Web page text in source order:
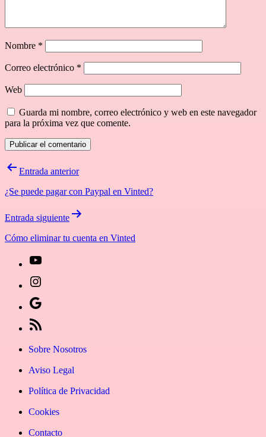
Nombre *
Correo electrónico *
Web
Guarda mi nombre, correo electrónico y web en este navegador
para la próxima vez que comente.
Navegación
entradas
Entrada anterior
¿Se puede pagar con Paypal en Vinted?
Entrada siguiente
Cómo eliminar tu cuenta en Vinted
instagram»]
fa-
youtube»]
Google
News
icon
icon=»fa
fa-
rss»]
Sobre Nosotros
Aviso Legal
Política de Privacidad
Cookies
Contacto